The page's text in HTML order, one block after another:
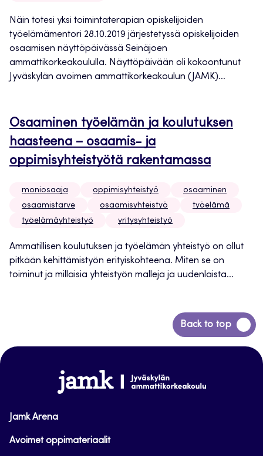
Näin totesi yksi toimintaterapian opiskelijoiden
työelämämentori 28.10.2019 järjestetyssä opiskelijoiden
osaamisen näyttöpäivässä Seinäjoen
ammattikorkeakoululla. Näyttöpäivään oli kokoontunut
Jyväskylän avoimen ammattikorkeakoulun (JAMK)...
Osaaminen työelämän ja koulutuksen
haasteena – osaamis- ja
oppimisyhteistyötä rakentamassa
moniosaaja oppimisyhteistyö
osaaminen
osaamistarve
osaamisyhteistyö
työelämä
työelämäyhteistyö
yritysyhteistyö
Ammatillisen koulutuksen ja työelämän yhteistyö on ollut
pitkään kehittämistyön erityiskohteena. Miten se on
toiminut ja millaisia yhteistyön malleja ja uudenlaista...
Back to top
Siirry
takaisin
www.jamk.fi
Jamk Arena
Avoimet oppimateriaalit